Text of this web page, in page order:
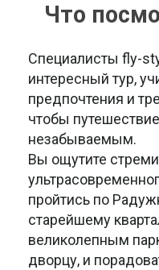
Что
Специалисты fly-
интересный тур,
предпочтения и
чтобы
незабываемым.
Вы ощутите
пройтись по
старейшему
великолепным
дворцу, и